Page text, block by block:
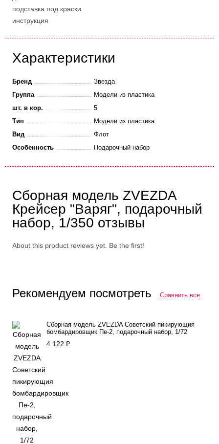
подставка под краски
инструкция
Характеристики
Бренд
Звезда
Группа
Модели из пластика
шт. в кор.
5
Тип
Модели из пластика
Вид
Флот
Особенность
Подарочный набор
Сборная модель ZVEZDA
Крейсер "Варяг", подарочный
набор, 1/350 отзывы
About this product reviews yet. Be the first!
Рекомендуем посмотреть Сравнить все
Сборная модель ZVEZDA Советский пикирующия
бомбардировщик Пе-2, подарочный набор, 1/72
4 122 ₽